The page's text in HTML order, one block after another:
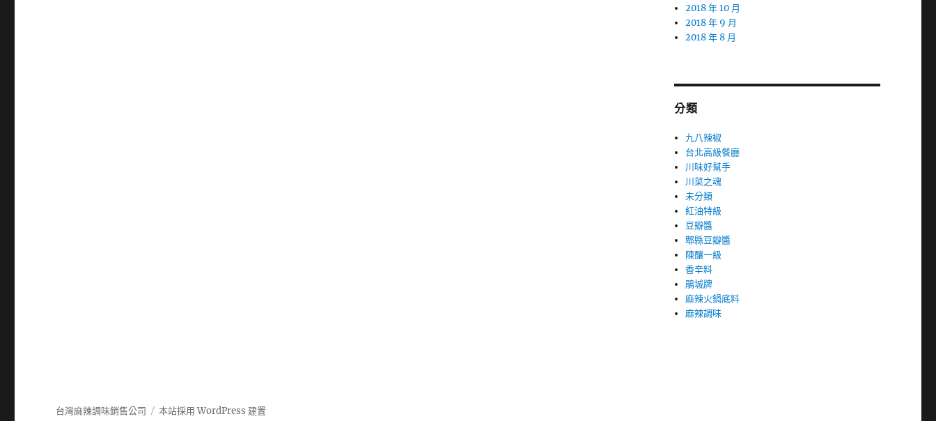
2018 年 10 月
2018 年 9 月
2018 年 8 月
分類
九八辣椒
台北高級餐廳
川味好幫手
川菜之魂
未分類
紅油特級
豆瓣醬
郫縣豆瓣醬
陳釀一級
香辛料
鵑城牌
麻辣火鍋底料
麻辣調味
台灣麻辣調味銷售公司 本站採用 WordPress 建置